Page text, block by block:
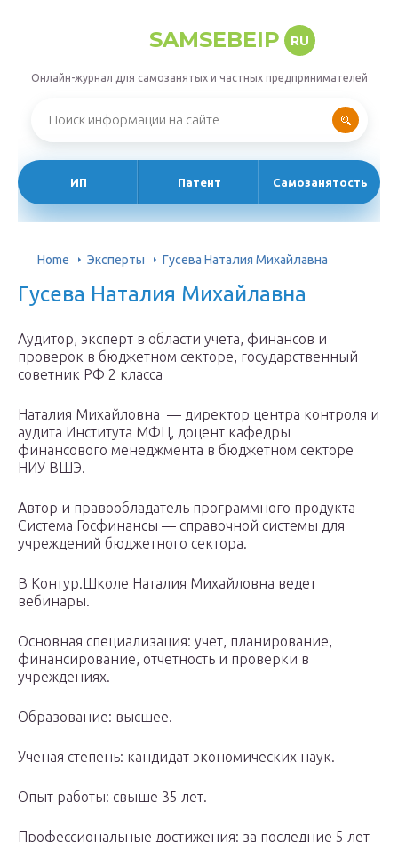
SAMSEBEIP RU
Онлайн-журнал для самозанятых и частных предпринимателей
ИП Патент Самозанятость
Home Эксперты Гyсeвa Нaтaлия Михaйлaвнa
Гyсeвa Нaтaлия Михaйлaвнa
Аудитор, эксперт в области учета, финансов и
проверок в бюджетном секторе, государственный
советник РФ 2 класса
Наталия Михайловна — директор центра контроля и
аудита Института МФЦ, доцент кафедры
финансового менеджмента в бюджетном секторе
НИУ ВШЭ.
Автор и правообладатель программного продукта
Система Госфинансы — справочной системы для
учреждений бюджетного сектора.
В Контур.Школе Наталия Михайловна ведет
вебинары.
Основная специализация: учет, планирование,
финансирование, отчетность и проверки в
учреждениях.
Образование: высшее.
Ученая степень: кандидат экономических наук.
Опыт работы: свыше 35 лет.
Профессиональные достижения: за последние 5 лет